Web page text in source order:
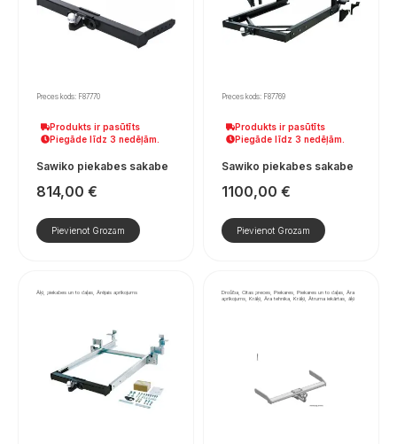
Preces kods: F87770
Produkts ir pasūtīts
Piegāde līdz 3 nedēļām.
Sawiko piekabes sakabe
814,00 €
Pievienot Grozam
Preces kods: F87769
Produkts ir pasūtīts
Piegāde līdz 3 nedēļām.
Sawiko piekabes sakabe
1100,00 €
Pievienot Grozam
Āķi, piekabes un to daļas, Ārējais aprīkojums
Drošība, Citas preces, Piekares, Piekares un to daļas, Āra
aprīkojums, Krāķi, Āra tehnika, Krāķi, Ātruma iekārtas, āķi